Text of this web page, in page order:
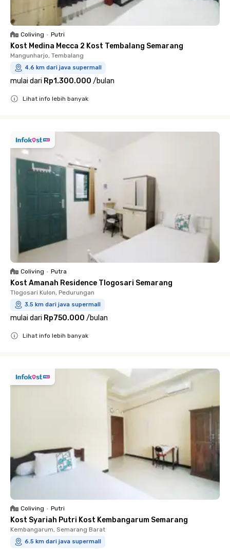
Coliving • Putri
Kost Medina Mecca 2 Kost Tembalang Semarang
Mangunharjo, Tembalang
4.6 km dari java supermall
mulai dari Rp1.300.000 /bulan
Lihat info lebih banyak
Coliving • Putra
Kost Amanah Residence Tlogosari Semarang
Tlogosari Kulon, Pedurungan
3.5 km dari java supermall
mulai dari Rp750.000 /bulan
Lihat info lebih banyak
Coliving • Putri
Kost Syariah Putri Kost Kembangarum Semarang
Kembangarum, Semarang Barat
6.5 km dari java supermall